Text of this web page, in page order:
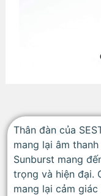
Thân đàn của
mang lại âm
Sunburst mang
trọng và hiện đại.
mang lại cảm